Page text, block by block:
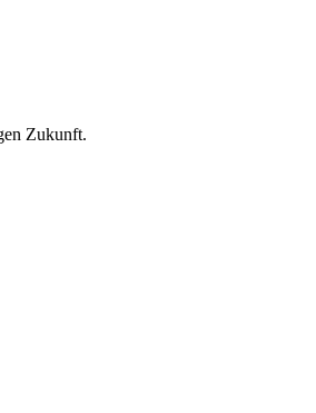
Zukunft.